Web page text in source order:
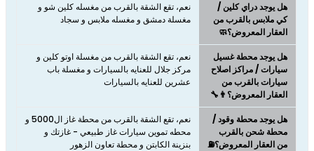
هل يوجد دراي كلين /
كي ملابس بالقرب من
العقار المعروض؟🧼
نعم، تقع الشقة بالقرب من مغسله كلين شو و
مغسلة دمشق و مغسله ملابس و سجاد
هل يوجد محطة غسيل
سيارات / مراكز اصلاح
سيارات بالقرب من
العقار المعروض؟👨‍🔧
نعم، تقع الشقة بالقرب من مغسلة اوتو كلين و
مركز جلال للعنايه بالسيارات و مغسلة باب
عشرين للعنايه بالسيارات
هل يوجد محطة وقود /
محطة شحن بالقرب
من العقار المعروض؟⛽
نعم، تقع الشقة بالقرب من محطة غاز ال5000 و
محطه تموين سيارات غاز طبيعي - غازتك و
بنزينة الكابتن و محطة تعاون الزهور